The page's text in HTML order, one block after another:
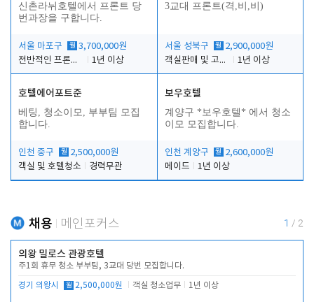
신촌라뉘호텔에서 프론트 당
번과장을 구합니다.
서울 마포구 월 3,700,000원
전반적인 프론트 당번업무
1년 이상
3교대 프론트(격,비,비)
서울 성북구 월 2,900,000원
객실판매 및 고객응대
1년 이상
호텔에어포트준
베팅, 청소이모, 부부팀 모집
합니다.
인천 중구 월 2,500,000원
객실 및 호텔청소
경력무관
보우호텔
계양구 *보우호텔* 에서 청소
이모 모집합니다.
인천 계양구 월 2,600,000원
메이드
1년 이상
채용 메인포커스 1 / 2
의왕 밀로스 관광호텔
주1회 휴무 청소 부부팀, 3교대 당번 모집합니다.
경기 의왕시 월 2,500,000원 객실 청소업무 1년 이상